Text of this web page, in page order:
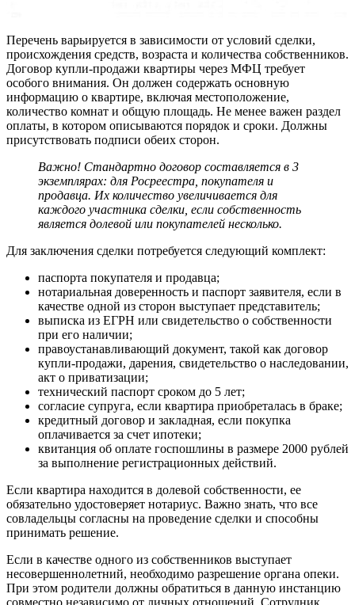
Перечень варьируется в зависимости от условий сделки,
происхождения средств, возраста и количества собственников.
Договор купли-продажи квартиры через МФЦ требует
особого внимания. Он должен содержать основную
информацию о квартире, включая местоположение,
количество комнат и общую площадь. Не менее важен раздел
оплаты, в котором описываются порядок и сроки. Должны
присутствовать подписи обеих сторон.
Важно! Стандартно договор составляется в 3
экземплярах: для Росреестра, покупателя и
продавца. Их количество увеличивается для
каждого участника сделки, если собственность
является долевой или покупателей несколько.
Для заключения сделки потребуется следующий комплект:
паспорта покупателя и продавца;
нотариальная доверенность и паспорт заявителя, если в
качестве одной из сторон выступает представитель;
выписка из ЕГРН или свидетельство о собственности
при его наличии;
правоустанавливающий документ, такой как договор
купли-продажи, дарения, свидетельство о наследовании,
акт о приватизации;
технический паспорт сроком до 5 лет;
согласие супруга, если квартира приобреталась в браке;
кредитный договор и закладная, если покупка
оплачивается за счет ипотеки;
квитанция об оплате госпошлины в размере 2000 рублей
за выполнение регистрационных действий.
Если квартира находится в долевой собственности, ее
обязательно удостоверяет нотариус. Важно знать, что все
совладельцы согласны на проведение сделки и способны
принимать решение.
Если в качестве одного из собственников выступает
несовершеннолетний, необходимо разрешение органа опеки.
При этом родители должны обратиться в данную инстанцию
совместно независимо от личных отношений. Сотрудник